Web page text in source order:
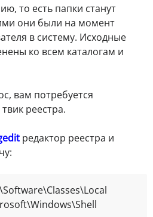
то есть папки станут
они были на момент
в систему. Исходные
ко всем каталогам и
вам потребуется
реестра.
редактор реестра и